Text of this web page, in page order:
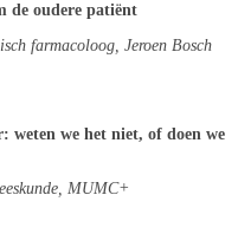
de oudere patiënt
farmacoloog, Jeroen Bosch
weten we het niet, of doen we
MUMC+